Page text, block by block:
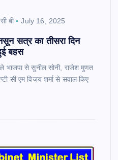
बी July 16, 2025
सत्र का तीसरा दिन
बहस
भाजपा से सुनील सोनी, राजेश मुणत
सी एम विजय शर्मा से सवाल किए